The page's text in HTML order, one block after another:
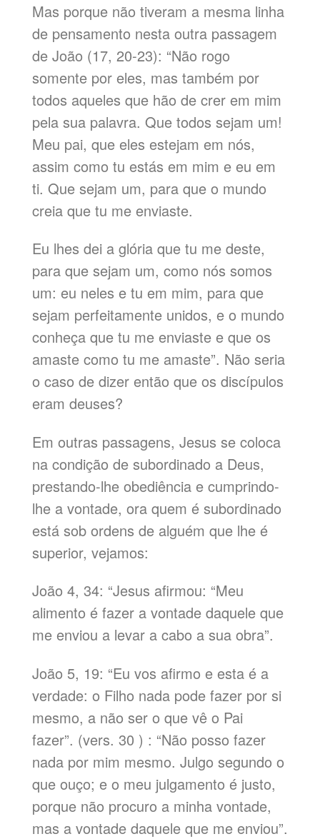
Mas porque não tiveram a mesma linha
de pensamento nesta outra passagem
de João (17, 20-23): “Não rogo
somente por eles, mas também por
todos aqueles que hão de crer em mim
pela sua palavra. Que todos sejam um!
Meu pai, que eles estejam em nós,
assim como tu estás em mim e eu em
ti. Que sejam um, para que o mundo
creia que tu me enviaste.
Eu lhes dei a glória que tu me deste,
para que sejam um, como nós somos
um: eu neles e tu em mim, para que
sejam perfeitamente unidos, e o mundo
conheça que tu me enviaste e que os
amaste como tu me amaste”. Não seria
o caso de dizer então que os discípulos
eram deuses?
Em outras passagens, Jesus se coloca
na condição de subordinado a Deus,
prestando-lhe obediência e cumprindo-
lhe a vontade, ora quem é subordinado
está sob ordens de alguém que lhe é
superior, vejamos:
João 4, 34: “Jesus afirmou: “Meu
alimento é fazer a vontade daquele que
me enviou a levar a cabo a sua obra”.
João 5, 19: “Eu vos afirmo e esta é a
verdade: o Filho nada pode fazer por si
mesmo, a não ser o que vê o Pai
fazer”. (vers. 30 ) : “Não posso fazer
nada por mim mesmo. Julgo segundo o
que ouço; e o meu julgamento é justo,
porque não procuro a minha vontade,
mas a vontade daquele que me enviou”.